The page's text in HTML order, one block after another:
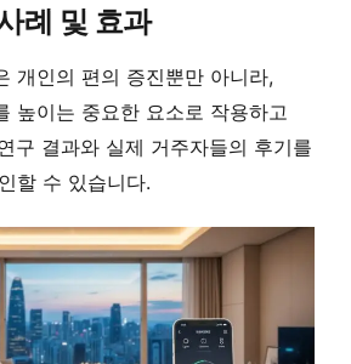
례 및 효과
개인의 편의 증진뿐만 아니라,
높이는 중요한 요소로 작용하고
구 결과와 실제 거주자들의 후기를
할 수 있습니다.